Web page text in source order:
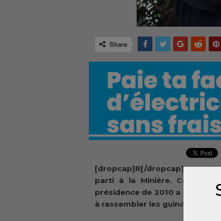
Share
[dropcap]R[/dropcap]emonté,
parti à la Minière. Cellou
présidence de 2010 a réussi
à rassembler les guinéens.